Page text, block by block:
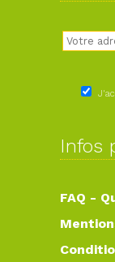
Infos
FAQ -